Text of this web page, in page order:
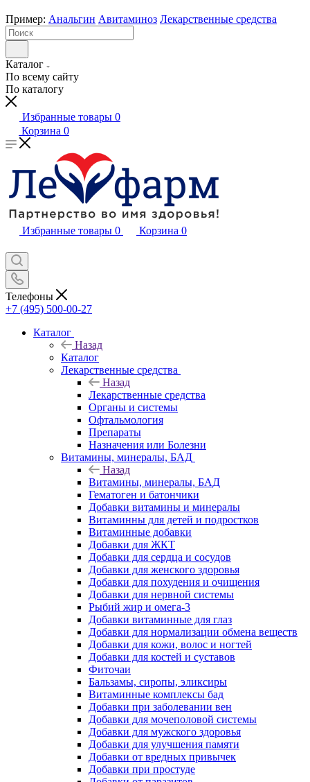
Пример: Анальгин Авитаминоз Лекарственные средства
Каталог
По всему сайту
По каталогу
Избранные товары 0
Корзина 0
Избранные товары 0 Корзина 0
Телефоны
+7 (495) 500-00-27
Каталог
Назад
Каталог
Лекарственные средства
Назад
Лекарственные средства
Органы и системы
Офтальмология
Препараты
Назначения или Болезни
Витамины, минералы, БАД
Назад
Витамины, минералы, БАД
Гематоген и батончики
Добавки витамины и минералы
Витаминны для детей и подростков
Витаминные добавки
Добавки для ЖКТ
Добавки для сердца и сосудов
Добавки для женского здоровья
Добавки для похудения и очищения
Добавки для нервной системы
Рыбий жир и омега-3
Добавки витаминные для глаз
Добавки для нормализации обмена веществ
Добавки для кожи, волос и ногтей
Добавки для костей и суставов
Фиточаи
Бальзамы, сиропы, эликсиры
Витаминные комплексы бад
Добавки при заболевании вен
Добавки для мочеполовой системы
Добавки для мужского здоровья
Добавки для улучшения памяти
Добавки от вредных привычек
Добавки при простуде